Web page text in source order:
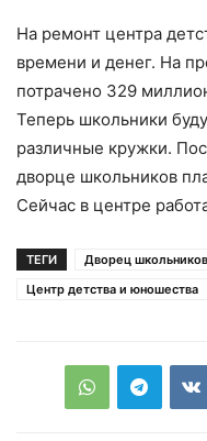
На ремонт центра
времени и денег. На
потрачено 329
Теперь школьники
различные кружки.
дворце школьников
Сейчас в центре
ТЕГИ Дворец школьников
Центр детства и юношества